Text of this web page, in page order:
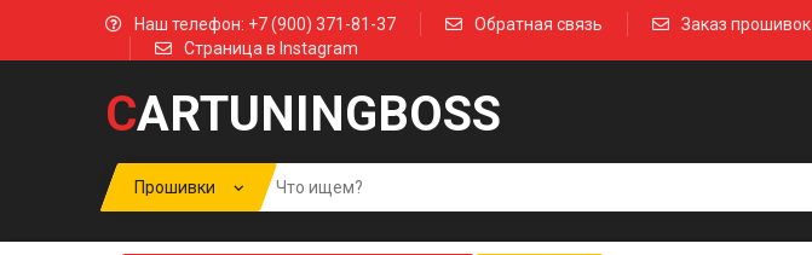
Наш телефон: +7 (900) 371-81-37 Обратная связь Заказ прошивок
Страница в Instagram
CARTUNINGBOSS